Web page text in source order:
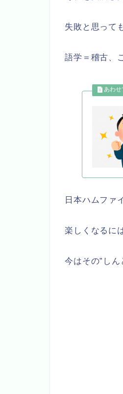
失敗と思って
語学＝稽古、
日本ハムファ
楽しくなるに
今はその”しん